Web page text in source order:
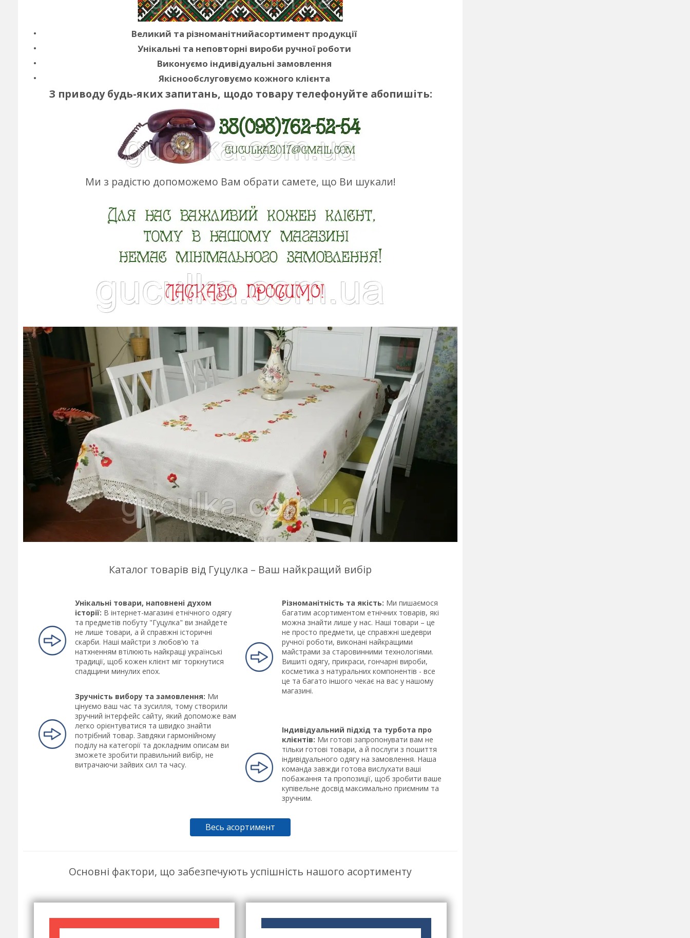
Великий та різноманітнийасортимент продукції
Унікальні та неповторні вироби ручної роботи
Виконуємо індивідуальні замовлення
Якіснообслуговуємо кожного клієнта
З приводу будь-яких запитань, щодо товару телефонуйте абопишіть:
Ми з радістю допоможемо Вам обрати самете, що Ви шукали!
Каталог товарів від Гуцулка – Ваш найкращий вибір
Унікальні товари, наповнені духом
історії: В інтернет-магазині етнічного одягу
та предметів побуту "Гуцулка" ви знайдете
не лише товари, а й справжні історичні
скарби. Наші майстри з любов'ю та
натхненням втілюють найкращі українські
традиції, щоб кожен клієнт міг торкнутися
спадщини минулих епох.
Зручність вибору та замовлення: Ми
цінуємо ваш час та зусилля, тому створили
зручний інтерфейс сайту, який допоможе вам
легко орієнтуватися та швидко знайти
потрібний товар. Завдяки гармонійному
поділу на категорії та докладним описам ви
зможете зробити правильний вибір, не
витрачаючи зайвих сил та часу.
Різноманітність та якість: Ми пишаємося
багатим асортиментом етнічних товарів, які
можна знайти лише у нас. Наші товари – це
не просто предмети, це справжні шедеври
ручної роботи, виконані найкращими
майстрами за старовинними технологіями.
Вишиті одягу, прикраси, гончарні вироби,
косметика з натуральних компонентів - все
це та багато іншого чекає на вас у нашому
магазині.
Індивідуальний підхід та турбота про
клієнтів: Ми готові запропонувати вам не
тільки готові товари, а й послуги з пошиття
індивідуального одягу на замовлення. Наша
команда завжди готова вислухати ваші
побажання та пропозиції, щоб зробити ваше
купівельне досвід максимально приємним та
зручним.
Весь асортимент
Основні фактори, що забезпечують успішність нашого асортименту